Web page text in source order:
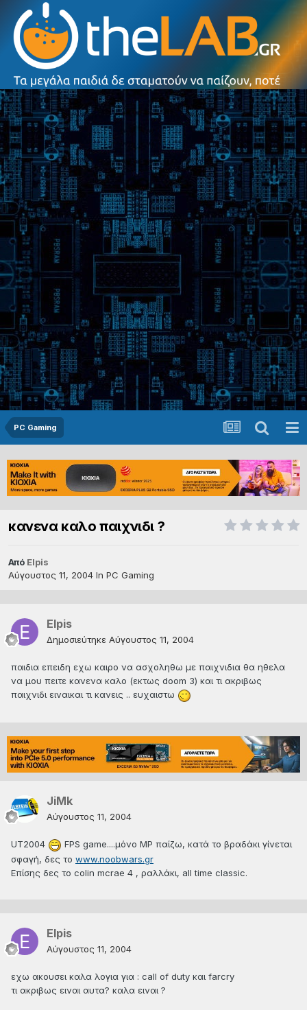
PC Gaming
κανενα καλο παιχνιδι ?
Από Elpis
Αύγουστος 11, 2004 In PC Gaming
Elpis
Δημοσιεύτηκε Αύγουστος 11, 2004
παιδια επειδη εχω καιρο να ασχοληθω με παιχνιδια θα ηθελα
να μου πειτε κανενα καλο (εκτως doom 3) και τι ακριβως
παιχνιδι ειναικαι τι κανεις .. ευχαιστω
JiMk
Αύγουστος 11, 2004
UT2004
FPS game....μόνο MP παίζω, κατά το βραδάκι γίνεται
σφαγή, δες το www.noobwars.gr
Επίσης δες το colin mcrae 4 , ραλλάκι, all time classic.
Elpis
Αύγουστος 11, 2004
εχω ακουσει καλα λογια για : call of duty και farcry
τι ακριβως ειναι αυτα? καλα ειναι ?